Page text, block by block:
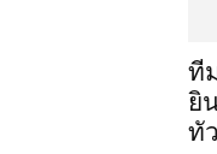
ที
ยิ
ทั